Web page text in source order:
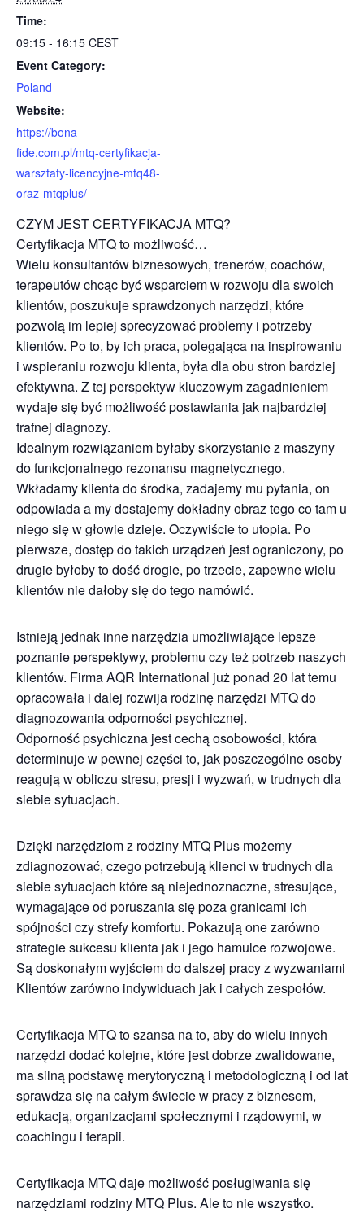
Time:
09:15 - 16:15 CEST
Event Category:
Poland
Website:
https://bona-
fide.com.pl/mtq-certyfikacja-
warsztaty-licencyjne-mtq48-
oraz-mtqplus/
CZYM JEST CERTYFIKACJA MTQ?
Certyfikacja MTQ to możliwość…
Wielu konsultantów biznesowych, trenerów, coachów,
terapeutów chcąc być wsparciem w rozwoju dla swoich
klientów, poszukuje sprawdzonych narzędzi, które
pozwolą im lepiej sprecyzować problemy i potrzeby
klientów. Po to, by ich praca, polegająca na inspirowaniu
i wspieraniu rozwoju klienta, była dla obu stron bardziej
efektywna. Z tej perspektyw kluczowym zagadnieniem
wydaje się być możliwość postawiania jak najbardziej
trafnej diagnozy.
Idealnym rozwiązaniem byłaby skorzystanie z maszyny
do funkcjonalnego rezonansu magnetycznego.
Wkładamy klienta do środka, zadajemy mu pytania, on
odpowiada a my dostajemy dokładny obraz tego co tam u
niego się w głowie dzieje. Oczywiście to utopia. Po
pierwsze, dostęp do takich urządzeń jest ograniczony, po
drugie byłoby to dość drogie, po trzecie, zapewne wielu
klientów nie dałoby się do tego namówić.
Istnieją jednak inne narzędzia umożliwiające lepsze
poznanie perspektywy, problemu czy też potrzeb naszych
klientów. Firma AQR International już ponad 20 lat temu
opracowała i dalej rozwija rodzinę narzędzi MTQ do
diagnozowania odporności psychicznej.
Odporność psychiczna jest cechą osobowości, która
determinuje w pewnej części to, jak poszczególne osoby
reagują w obliczu stresu, presji i wyzwań, w trudnych dla
siebie sytuacjach.
Dzięki narzędziom z rodziny MTQ Plus możemy
zdiagnozować, czego potrzebują klienci w trudnych dla
siebie sytuacjach które są niejednoznaczne, stresujące,
wymagające od poruszania się poza granicami ich
spójności czy strefy komfortu. Pokazują one zarówno
strategie sukcesu klienta jak i jego hamulce rozwojowe.
Są doskonałym wyjściem do dalszej pracy z wyzwaniami
Klientów zarówno indywiduach jak i całych zespołów.
Certyfikacja MTQ to szansa na to, aby do wielu innych
narzędzi dodać kolejne, które jest dobrze zwalidowane,
ma silną podstawę merytoryczną i metodologiczną i od lat
sprawdza się na całym świecie w pracy z biznesem,
edukacją, organizacjami społecznymi i rządowymi, w
coachingu i terapii.
Certyfikacja MTQ daje możliwość posługiwania się
narzędziami rodziny MTQ Plus. Ale to nie wszystko.